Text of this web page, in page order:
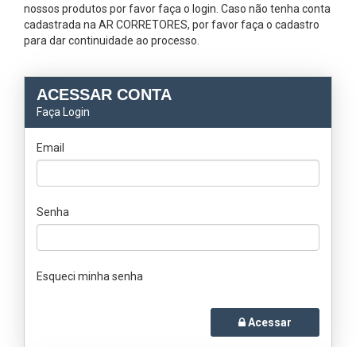
nossos produtos por favor faça o login. Caso não tenha conta
cadastrada na AR CORRETORES, por favor faça o cadastro
para dar continuidade ao processo.
ACESSAR CONTA
Faça Login
Email
Senha
Esqueci minha senha
Acessar